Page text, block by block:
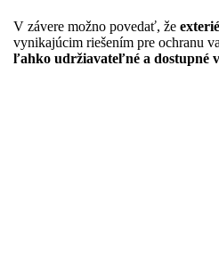
V závere možno povedať, že
vynikajúcim riešením pre ochranu
ľahko udržiavateľné a dostupné